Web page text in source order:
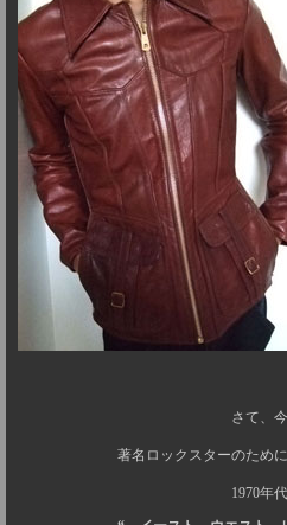
さて、今年の目玉は何
著名ロックスターのために、オ
1970年代当時、爆発